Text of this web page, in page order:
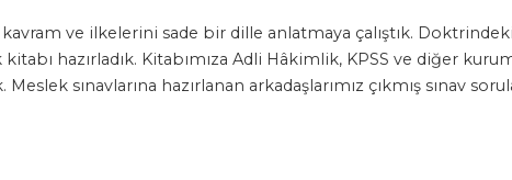
ve ilkelerini sade bir dille anlatmaya çalıştık.
hazırladık. Kitabımıza Adli Hâkimlik, KPSS ve diğer kurum
sınavlarına hazırlanan arkadaşlarımız çıkmış sınav